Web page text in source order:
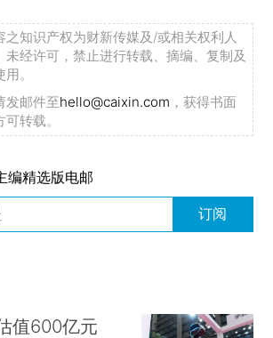
之知识产权为财新传媒及/或相关权利人
未经许可，禁止进行转载、摘编、复制及
。
发邮件至hello@caixin.com ，获得书面
转载。
编精选版电邮
订阅
值600亿元